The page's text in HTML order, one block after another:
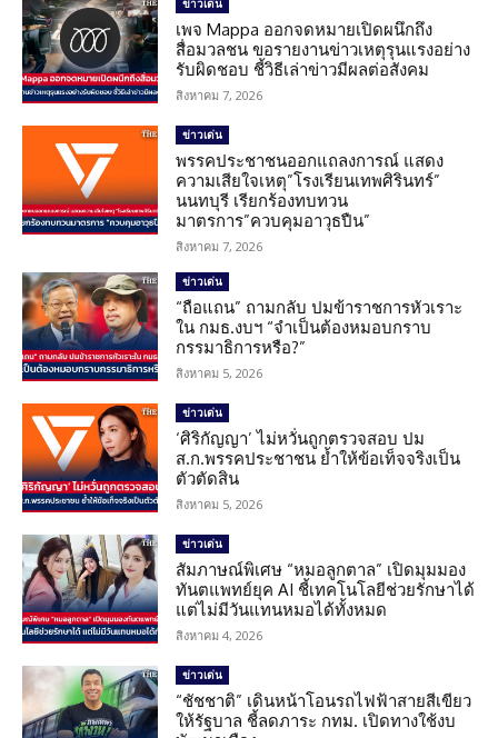
ข่าวเด่น
เพจ Mappa ออกจดหมายเปิดผนึกถึง
สื่อมวลชน ขอรายงานข่าวเหตุรุนแรงอย่าง
รับผิดชอบ ชี้วิธีเล่าข่าวมีผลต่อสังคม
สิงหาคม 7, 2026
ข่าวเด่น
พรรคประชาชนออกแถลงการณ์ แสดง
ความเสียใจเหตุ”โรงเรียนเทพศิรินทร์”
นนทบุรี เรียกร้องทบทวน
มาตรการ”ควบคุมอาวุธปืน”
สิงหาคม 7, 2026
ข่าวเด่น
“ถือแถน” ถามกลับ ปมข้าราชการหัวเราะ
ใน กมธ.งบฯ “จำเป็นต้องหมอบกราบ
กรรมาธิการหรือ?”
สิงหาคม 5, 2026
ข่าวเด่น
‘ศิริกัญญา’ ไม่หวั่นถูกตรวจสอบ ปม
ส.ก.พรรคประชาชน ย้ำให้ข้อเท็จจริงเป็น
ตัวตัดสิน
สิงหาคม 5, 2026
ข่าวเด่น
สัมภาษณ์พิเศษ “หมอลูกตาล” เปิดมุมมอง
ทันตแพทย์ยุค AI ชี้เทคโนโลยีช่วยรักษาได้
แต่ไม่มีวันแทนหมอได้ทั้งหมด
สิงหาคม 4, 2026
ข่าวเด่น
“ชัชชาติ” เดินหน้าโอนรถไฟฟ้าสายสีเขียว
ให้รัฐบาล ชี้ลดภาระ กทม. เปิดทางใช้งบ